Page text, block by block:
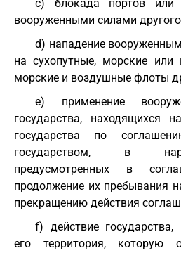
с) блокада портов или
вооруженными силами другого
d) нападение
на сухопутные, морские
морские и воздушные флоты
e) применение
государства, находящихся
государства по
государством, в
предусмотренных в
продолжение их пребывания
прекращению действия
f) действие
его территория, которую